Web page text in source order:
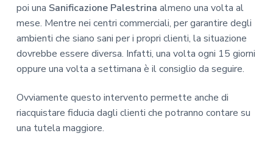
poi una Sanificazione Palestrina almeno una volta al
mese. Mentre nei centri commerciali, per garantire degli
ambienti che siano sani per i propri clienti, la situazione
dovrebbe essere diversa. Infatti, una volta ogni 15 giorni
oppure una volta a settimana è il consiglio da seguire.
Ovviamente questo intervento permette anche di
riacquistare fiducia dagli clienti che potranno contare su
una tutela maggiore.